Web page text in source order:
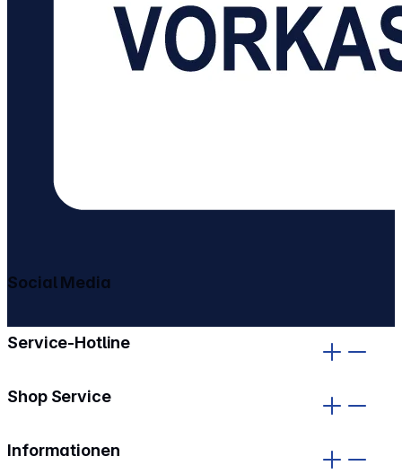
Service-Hotline
Shop Service
Informationen
Social Media